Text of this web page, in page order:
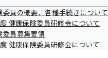
委員の概要、各種手続きについて
健康保険委員研修会について
委員募集要領
健康保険委員研修会について
ておりますので、ご了承く
。
を加工して、通常人の判断
とができず、かつ、加工す